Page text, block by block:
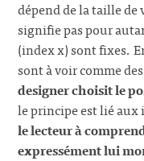
dépend de la taille de
signifie pas pour
(index x) sont fixes.
sont à voir comme
designer choisit le
le principe est lié aux
le lecteur à
expressément lui